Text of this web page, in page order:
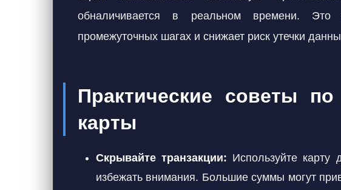
обналичивается в реальном времени. Это
промежуточных шагах и снижает риск утечки
Практические советы
карты
Скрывайте транзакции: Используйте карту
избежать внимания. Большие суммы могут